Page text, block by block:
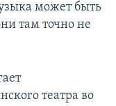
может быть
там точно не
театра во